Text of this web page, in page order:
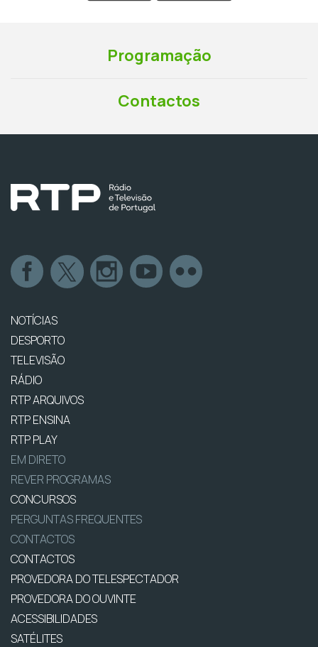
Programação
Contactos
NOTÍCIAS
DESPORTO
TELEVISÃO
RÁDIO
RTP ARQUIVOS
RTP ENSINA
RTP PLAY
EM DIRETO
REVER PROGRAMAS
CONCURSOS
PERGUNTAS FREQUENTES
CONTACTOS
CONTACTOS
PROVEDORA DO TELESPECTADOR
PROVEDORA DO OUVINTE
ACESSIBILIDADES
SATÉLITES